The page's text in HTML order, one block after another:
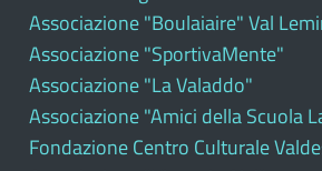
Associazione "Boulaiaire" Val
Associazione "SportivaMente"
Associazione "La Valaddo"
Associazione "Amici della Scuola
Fondazione Centro Culturale